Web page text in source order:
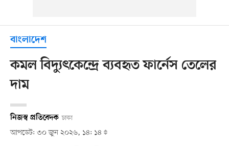
বাংলাদেশ
কমল বিদ্যুৎকেন্দ্রে ব্যবহৃত ফার্নেস তেলের
দাম
নিজস্ব প্রতিবেদক ঢাকা
আপডেট: ৩০ জুন ২০২৬, ১৪: ১৪